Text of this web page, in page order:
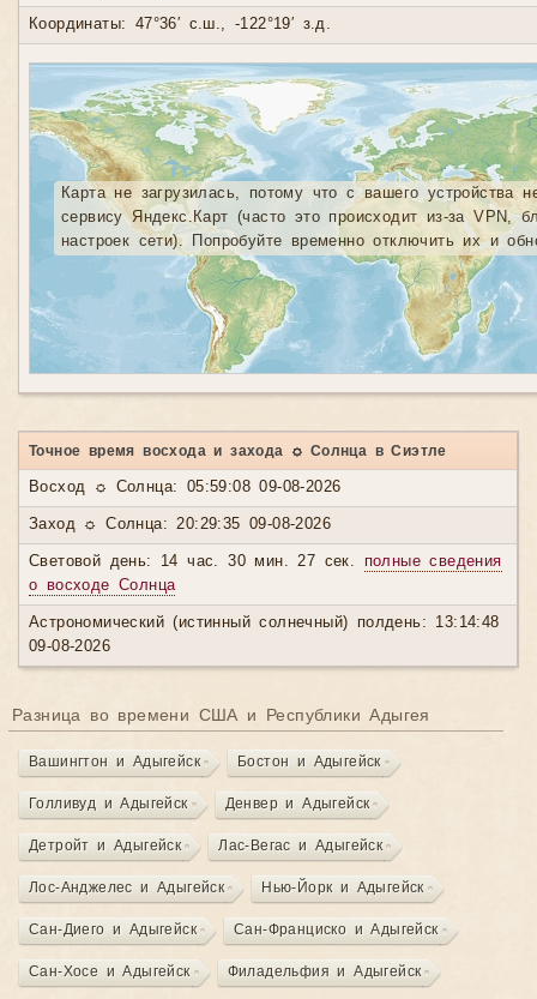
Координаты: 47°36′ с.ш., -122°19′ з.д.
Карта не загрузилась, потому что с вашего устройства
сервису Яндекс.Карт (часто это происходит из-за VPN,
настроек сети). Попробуйте временно отключить их и
Точное время восхода и захода ☼ Солнца в Сиэтле
Восход ☼ Солнца: 05:59:08 09-08-2026
Заход ☼ Солнца: 20:29:35 09-08-2026
Световой день: 14 час. 30 мин. 27 сек. полные сведения
о восходе Солнца
Астрономический (истинный солнечный) полдень: 13:14:48
09-08-2026
Разница во времени США и Республики Адыгея
Вашингтон и Адыгейск Бостон и Адыгейск
Голливуд и Адыгейск Денвер и Адыгейск
Детройт и Адыгейск Лас-Вегас и Адыгейск
Лос-Анджелес и Адыгейск Нью-Йорк и Адыгейск
Сан-Диего и Адыгейск Сан-Франциско и Адыгейск
Сан-Хосе и Адыгейск Филадельфия и Адыгейск